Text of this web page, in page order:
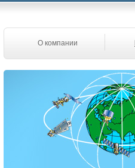
О компании